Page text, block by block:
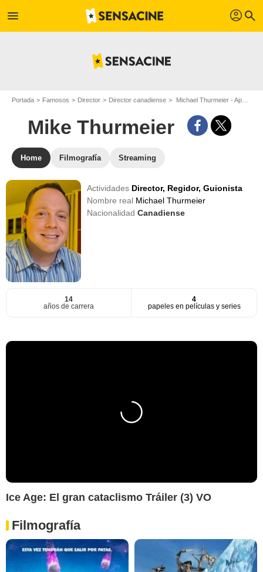
menu profil search
Portada Famosos Director Director canadiense Michael Thurmeier - Apodo : Mike Thurmeier
Mike Thurmeier
Home Filmografía Streaming
Actividades Director, Regidor,Guionista
Nombre real Michael Thurmeier
NacionalidadCanadiense
14
años de carrera
4
papeles en películas y series
Ice Age: El gran cataclismo Tráiler (3) VO
Filmografía